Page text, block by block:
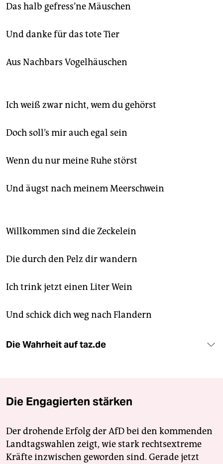
Das halb gefress’ne Mäuschen
Und danke für das tote Tier
Aus Nachbars Vogelhäuschen
Ich weiß zwar nicht, wem du gehörst
Doch soll’s mir auch egal sein
Wenn du nur meine Ruhe störst
Und äugst nach meinem Meerschwein
Willkommen sind die Zeckelein
Die durch den Pelz dir wandern
Ich trink jetzt einen Liter Wein
Und schick dich weg nach Flandern
Die Wahrheit auf taz.de
Die Engagierten stärken
Der drohende Erfolg der AfD bei den kommenden
Landtagswahlen zeigt, wie stark rechtsextreme
Kräfte inzwischen geworden sind. Gerade jetzt